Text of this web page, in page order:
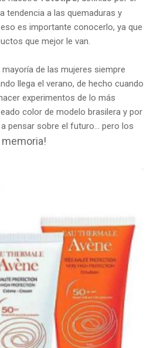
tendencia a las quemaduras y
es importante conocerlo, ya que
que mejor le van.
de las mujeres siempre
llega el verano, de hecho cuando
experimentos de lo más
color de modelo brasilera y por
pensar sobre el futuro... pero los
memoria!